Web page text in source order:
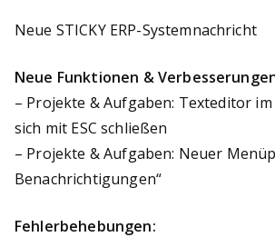
Neue STICKY ERP-Systemnachricht
Neue Funktionen &
– Projekte & Aufgaben: Texteditor
sich mit ESC schließen
– Projekte & Aufgaben: Neuer
Benachrichtigungen“
Fehlerbehebungen: